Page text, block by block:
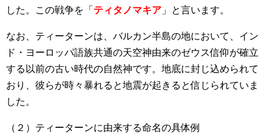
した。この戦争を「 ティタノマキア 」と言います。
なお、ティーターンは、バルカン半島の地において、イン
ド・ヨーロッパ語族共通の天空神由来のゼウス信仰が確立
する以前の古い時代の自然神です。地底に封じ込められて
おり、彼らが時々暴れると地震が起きると信じられていま
した。
（２）ティーターンに由来する命名の具体例